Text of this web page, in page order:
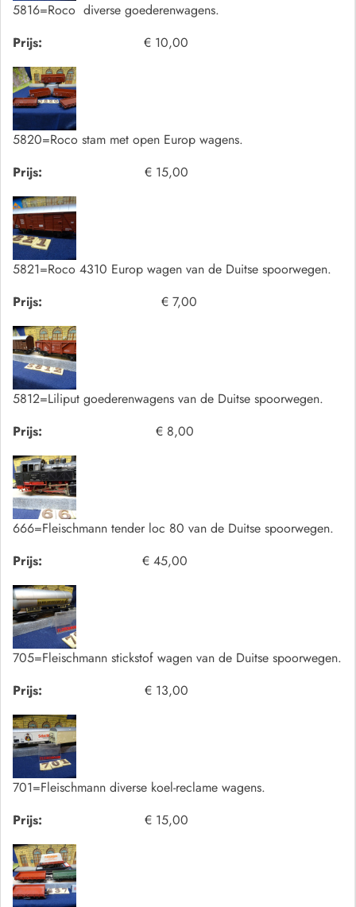
5816=Roco diverse goederenwagens.
Prijs:
€ 10,00
5820=Roco stam met open Europ wagens.
Prijs:
€ 15,00
5821=Roco 4310 Europ wagen van de Duitse spoorwegen.
Prijs:
€ 7,00
5812=Liliput goederenwagens van de Duitse spoorwegen.
Prijs:
€ 8,00
666=Fleischmann tender loc 80 van de Duitse spoorwegen.
Prijs:
€ 45,00
705=Fleischmann stickstof wagen van de Duitse spoorwegen.
Prijs:
€ 13,00
701=Fleischmann diverse koel-reclame wagens.
Prijs:
€ 15,00